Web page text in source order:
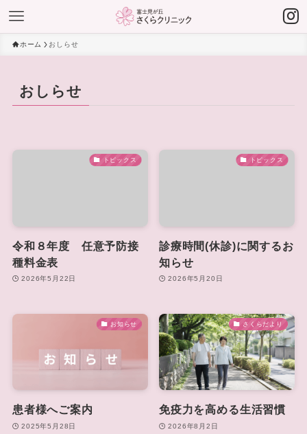
ホーム おしらせ
おしらせ
トピックス
令和８年度 任意予防接
種料金表
2026年5月22日
トピックス
診療時間(休診)に関するお
知らせ
2026年5月20日
お知らせ
患者様へご案内
2025年5月28日
さくらだより
免疫力を高める生活習慣
2026年8月2日